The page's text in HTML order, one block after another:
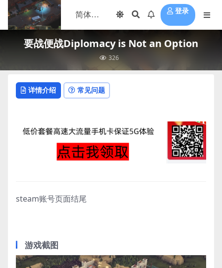
登录
要战便战Diplomacy is Not an Option
326
详情介绍 常见问题
steam账号页面结尾
游戏截图